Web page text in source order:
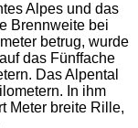
Alpes und das
Brennweite bei
betrug, wurde
das Fünffache
Das Alpental
In ihm
Meter breite Rille,